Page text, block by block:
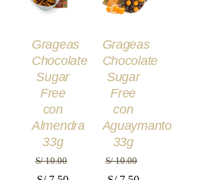
/
Grageas
Chocolate
Sugar
Free
con
Almendra
33g
S/10.00
/
Grageas
Chocolate
Sugar
Free
con
Aguaymanto
33g
S/10.00